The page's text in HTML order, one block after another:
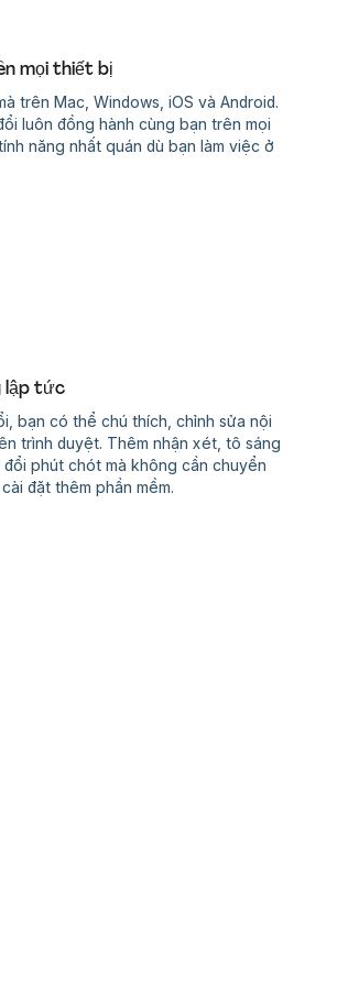
mọi thiết bị
trên Mac, Windows, iOS và Android.
luôn đồng hành cùng bạn trên mọi
năng nhất quán dù bạn làm việc ở
lập tức
bạn có thể chú thích, chỉnh sửa nội
trình duyệt. Thêm nhận xét, tô sáng
phút chót mà không cần chuyển
đặt thêm phần mềm.